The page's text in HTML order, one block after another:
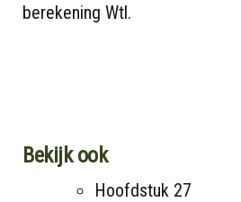
berekening Wtl.
Bekijk ook
Hoofdstuk 27